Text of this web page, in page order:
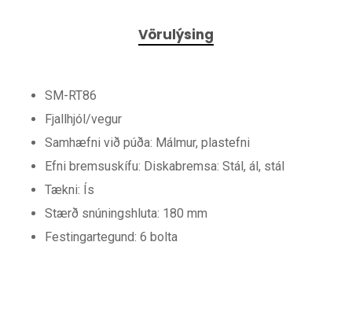
Vörulýsing
SM-RT86
Fjallhjól/vegur
Samhæfni við púða: Málmur, plastefni
Efni bremsuskífu: Diskabremsa: Stál, ál, stál
Tækni: Ís
Stærð snúningshluta: 180 mm
Festingartegund: 6 bolta